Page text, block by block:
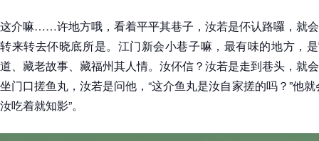
这介嘛……许地方哦，看着平平其巷子，汝若是伓认路囉，就
转来转去伓晓底所是。江门新会小巷子嘛，最有味的地方，
道、藏老故事、藏福州其人情。汝伓信？汝若是走到巷头，就
坐门口搓鱼丸，汝若是问他，“这介鱼丸是汝自家搓的吗？”他
汝吃着就知影”。